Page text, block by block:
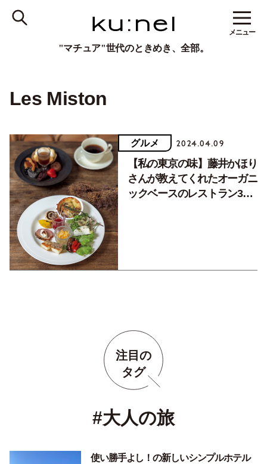
"マチュア"世代のときめき、全部。
メニュー
Les Miston
グルメ 2024.04.09
【私の東京の味】藤井かほり
さんが教えてくれたオーガニ
ックベースのレストラン3軒
注目の
タグ
#大人の旅
使い勝手よし！の新しいシンプルホテル